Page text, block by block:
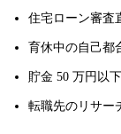
住宅ローン審査
育休中の自己都
貯金 50 万円以
転職先のリサー